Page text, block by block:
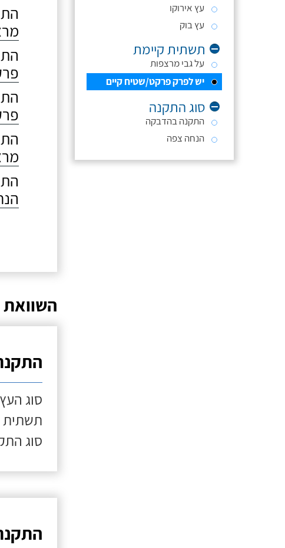
עץ אירוקו
עץ בוק
תשתית קיימת
על גבי מרצפות
יש לפרק פרקט/שטיח קיים
סוג התקנה
התקנה בהדבקה
הנחה צפה
סוג
תשתית
סוג